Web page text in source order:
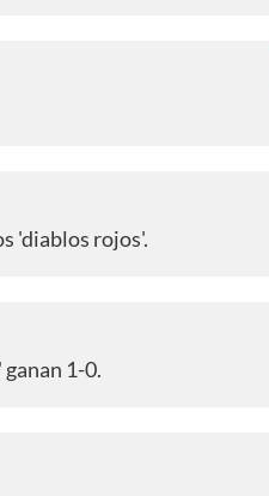
'diablos rojos'.
1-0.